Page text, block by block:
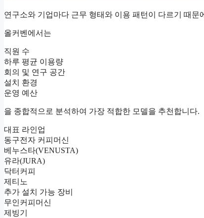
연구소와 기업마다 근무 형태와 이용 패턴이 다르기 때문
올커벤에서는
직원 수
하루 평균 이용량
회의 및 연구 공간
설치 환경
운영 예산
을 종합적으로 분석하여 가장 적합한 모델을 추천합니다.
대표 라인업
동구전자 커피머신
베누스타(VENUSTA)
유라(JURA)
닥터커피
제티노
추가 설치 가능 장비
무인커피머신
제빙기